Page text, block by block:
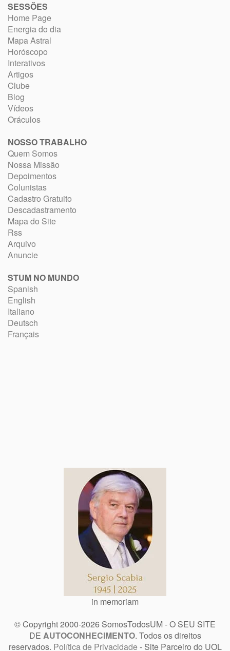
SESSÕES
Home Page
Energia do dia
Mapa Astral
Horóscopo
Interativos
Artigos
Clube
Blog
Vídeos
Oráculos
NOSSO TRABALHO
Quem Somos
Nossa Missão
Depoimentos
Colunistas
Cadastro Gratuito
Descadastramento
Mapa do Site
Rss
Arquivo
Anuncie
STUM NO MUNDO
Spanish
English
Italiano
Deutsch
Français
in memoriam
© Copyright 2000-2026 SomosTodosUM - O SEU SITE
DE AUTOCONHECIMENTO. Todos os direitos
reservados. Política de Privacidade - Site Parceiro do UOL